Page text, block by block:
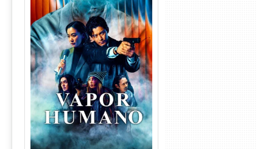
Vapor Humano 1ª Temporada
Torrent (2026) WEB-DL 1080p
Dual Áudio